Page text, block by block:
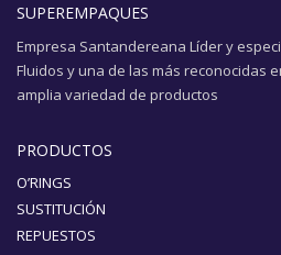
SUPEREMPAQUES
Empresa Santandereana Líder y
Fluidos y una de las más reconocidas
amplia variedad de productos
PRODUCTOS
O’RINGS
SUSTITUCIÓN
REPUESTOS